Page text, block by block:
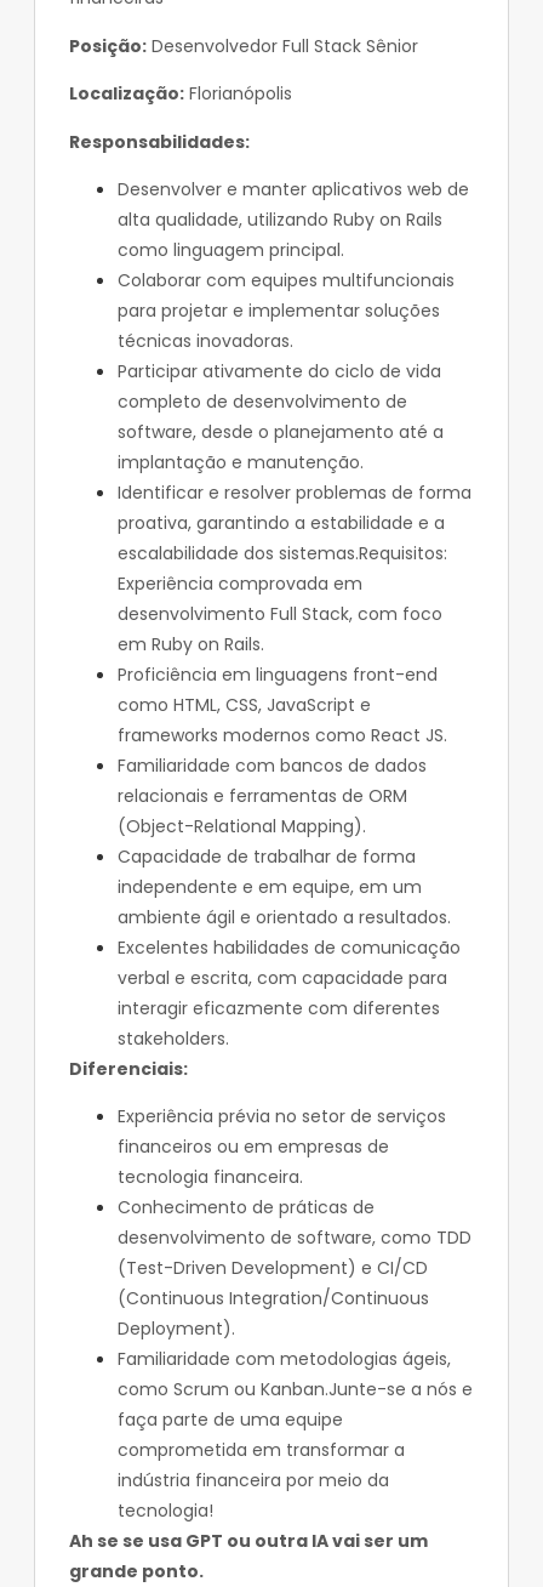
Posição: Desenvolvedor Full Stack Sênior
Localização: Florianópolis
Responsabilidades:
Desenvolver e manter aplicativos web de
alta qualidade, utilizando Ruby on Rails
como linguagem principal.
Colaborar com equipes multifuncionais
para projetar e implementar soluções
técnicas inovadoras.
Participar ativamente do ciclo de vida
completo de desenvolvimento de
software, desde o planejamento até a
implantação e manutenção.
Identificar e resolver problemas de forma
proativa, garantindo a estabilidade e a
escalabilidade dos sistemas.Requisitos:
Experiência comprovada em
desenvolvimento Full Stack, com foco
em Ruby on Rails.
Proficiência em linguagens front-end
como HTML, CSS, JavaScript e
frameworks modernos como React JS.
Familiaridade com bancos de dados
relacionais e ferramentas de ORM
(Object-Relational Mapping).
Capacidade de trabalhar de forma
independente e em equipe, em um
ambiente ágil e orientado a resultados.
Excelentes habilidades de comunicação
verbal e escrita, com capacidade para
interagir eficazmente com diferentes
stakeholders.
Diferenciais:
Experiência prévia no setor de serviços
financeiros ou em empresas de
tecnologia financeira.
Conhecimento de práticas de
desenvolvimento de software, como TDD
(Test-Driven Development) e CI/CD
(Continuous Integration/Continuous
Deployment).
Familiaridade com metodologias ágeis,
como Scrum ou Kanban.Junte-se a nós e
faça parte de uma equipe
comprometida em transformar a
indústria financeira por meio da
tecnologia!
Ah se se usa GPT ou outra IA vai ser um
grande ponto.